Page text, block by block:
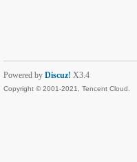
Powered by Discuz! X3.4
Copyright © 2001-2021, Tencent Cloud.